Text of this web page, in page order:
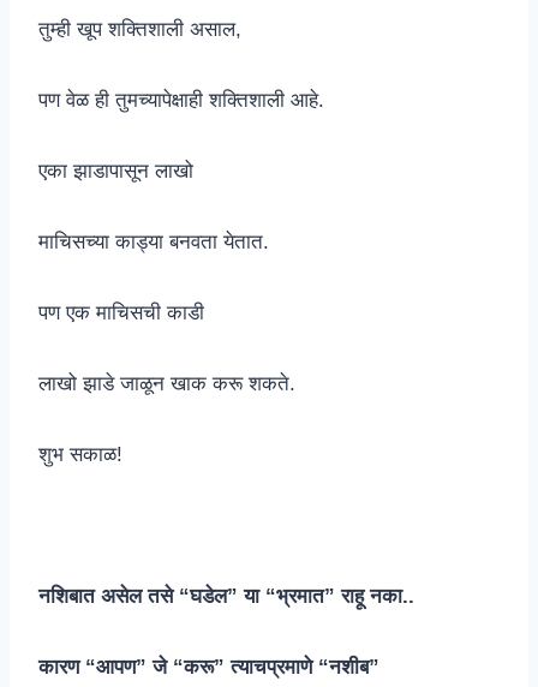
तुम्ही खूप शक्तिशाली असाल,
पण वेळ ही तुमच्यापेक्षाही शक्तिशाली आहे.
एका झाडापासून लाखो
माचिसच्या काड्या बनवता येतात.
पण एक माचिसची काडी
लाखो झाडे जाळून खाक करू शकते.
शुभ सकाळ!
नशिबात असेल तसे “घडेल” या “भ्रमात” राहू नका..
कारण “आपण” जे “करू” त्याचप्रमाणे “नशीब”